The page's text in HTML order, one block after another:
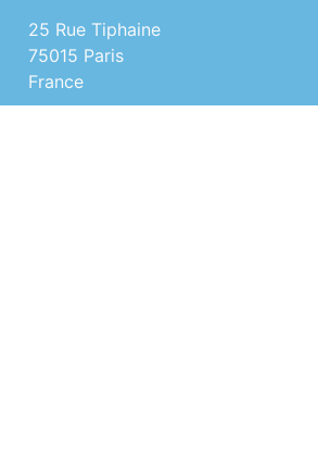
25 Rue Tiphaine
75015 Paris
France